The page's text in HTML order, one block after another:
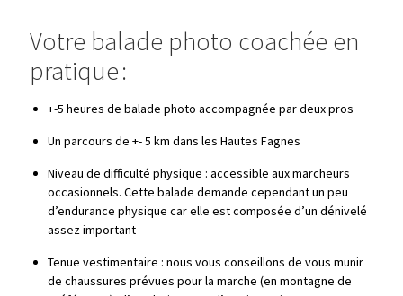
Votre balade photo coachée en
pratique :
+-5 heures de balade photo accompagnée par deux pros
Un parcours de +- 5 km dans les Hautes Fagnes
Niveau de difficulté physique : accessible aux marcheurs
occasionnels. Cette balade demande cependant un peu
d’endurance physique car elle est composée d’un dénivelé
assez important
Tenue vestimentaire : nous vous conseillons de vous munir
de chaussures prévues pour la marche (en montagne de